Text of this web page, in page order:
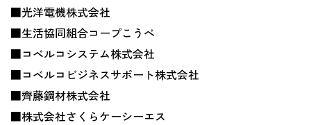
■光洋電機株式会社
■生活協同組合コープこうべ
■コベルコシステム株式会社
■コベルコビジネスサポート株式会社
■齊藤鋼材株式会社
■株式会社さくらケーシーエス